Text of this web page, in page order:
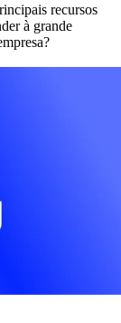
recursos
à grande